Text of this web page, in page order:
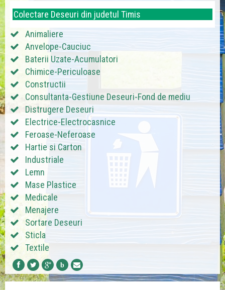
Colectare Deseuri din judetul Timis
Animaliere
Anvelope-Cauciuc
Baterii Uzate-Acumulatori
Chimice-Periculoase
Constructii
Consultanta-Gestiune Deseuri-Fond de mediu
Distrugere Deseuri
Electrice-Electrocasnice
Feroase-Neferoase
Hartie si Carton
Industriale
Lemn
Mase Plastice
Medicale
Menajere
Sortare Deseuri
Sticla
Textile
b